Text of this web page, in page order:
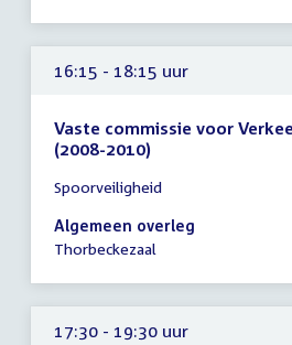
16:15 - 18:15 uur
Vaste commissie voor
(2008-2010)
vergadering
16:15
-
uur
Spoorveiligheid
Algemeen overleg
Thorbeckezaal
17:30 - 19:30 uur